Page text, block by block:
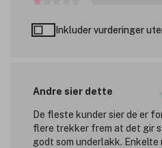
Inkluder vurderinger
Andre sier dette
De fleste kunder sier de er
flere trekker frem at det gir
godt som underlakk.